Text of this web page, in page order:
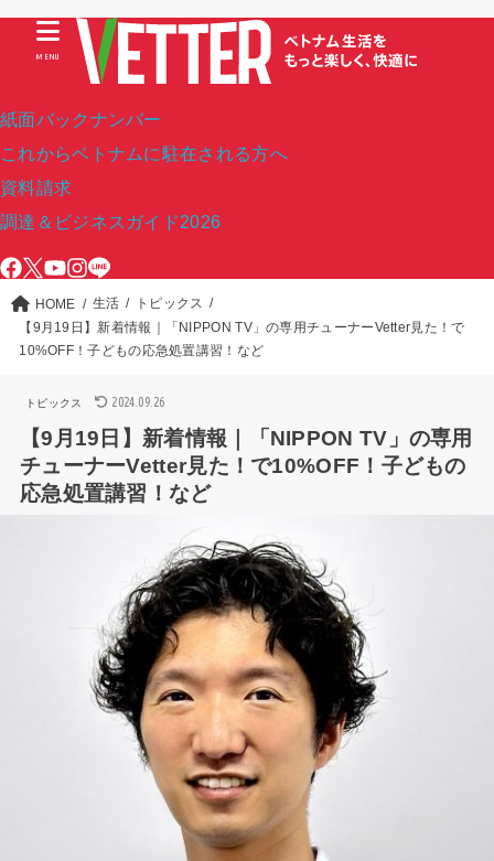
紙面バックナンバー
これからベトナムに駐在される方へ
資料請求
調達＆ビジネスガイド2026
MENU
HOME 生活
トピックス
【9月19日】新着情報｜「NIPPON TV」の専用チューナーVetter見た！で
10%OFF！子どもの応急処置講習！など
トピックス 2024.09.26
【9月19日】新着情報｜「NIPPON TV」の専用
チューナーVetter見た！で10%OFF！子どもの
応急処置講習！など